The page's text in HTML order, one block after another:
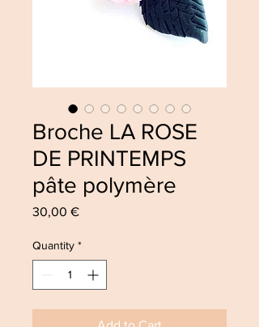
Broche LA ROSE
DE PRINTEMPS
pâte polymère
30,00 €Price
Quantity *